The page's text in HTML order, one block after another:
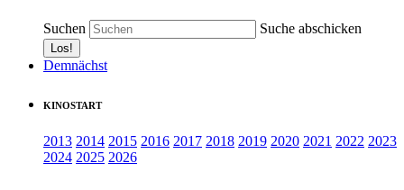
Suchen Suche abschicken
Demnächst
KINOSTART
2013 2014 2015 2016 2017 2018 2019 2020 2021 2022 2023
2024 2025 2026